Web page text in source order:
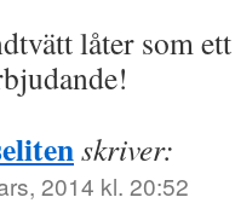
låter som
skriver:
2014 kl. 20:52